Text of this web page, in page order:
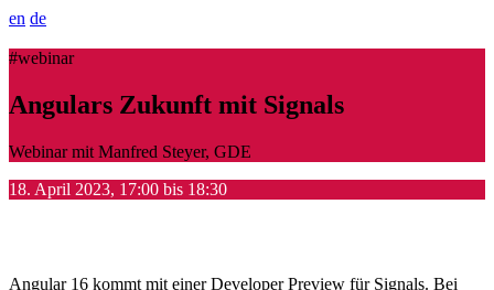
en de
#webinar
Angulars Zukunft mit Signals
Webinar mit Manfred Steyer, GDE
18. April 2023, 17:00 bis 18:30
Angular 16 kommt mit einer Developer Preview für Signals. Bei